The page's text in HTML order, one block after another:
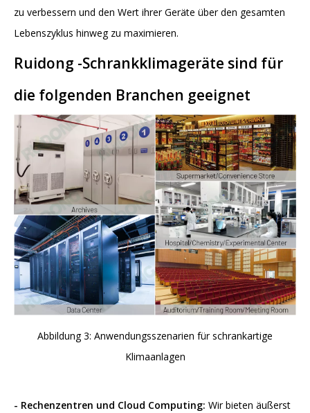
zu verbessern und den Wert ihrer Geräte über den gesamten
Lebenszyklus hinweg zu maximieren.
Ruidong -Schrankklimageräte sind für
die folgenden Branchen geeignet
Abbildung 3: Anwendungsszenarien für schrankartige
Klimaanlagen
- Rechenzentren und Cloud Computing: Wir bieten äußerst